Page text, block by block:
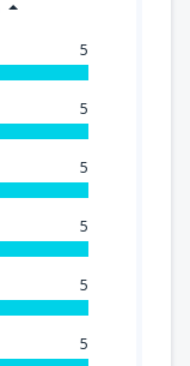
5
5
5
5
5
5